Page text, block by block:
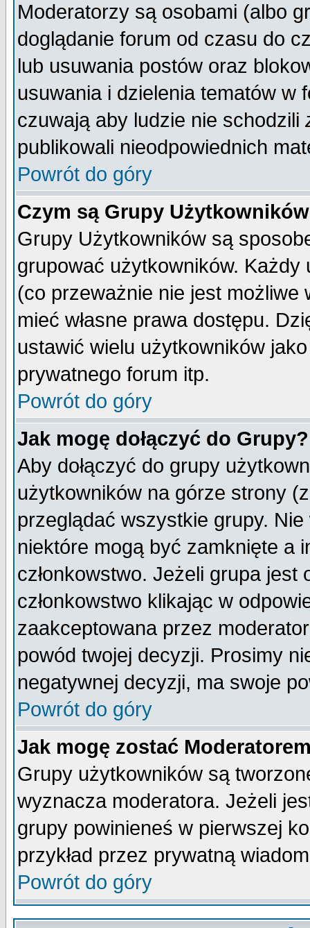
Moderatorzy są osobami (albo
doglądanie forum od czasu do
lub usuwania postów oraz
usuwania i dzielenia tematów w
czuwają aby ludzie nie schodzili
publikowali nieodpowiednich
Powrót do góry
Czym są Grupy
Grupy Użytkowników są
grupować użytkowników.
(co przeważnie nie jest
mieć własne prawa dostępu.
ustawić wielu użytkowników
prywatnego forum itp.
Powrót do góry
Jak mogę dołączyć do Grupy?
Aby dołączyć do grupy
użytkowników na górze strony
przeglądać wszystkie grupy.
niektóre mogą być zamknięte a
członkowstwo. Jeżeli grupa
członkowstwo klikając w
zaakceptowana przez
powód twojej decyzji. Prosimy
negatywnej decyzji, ma swoje
Powrót do góry
Jak mogę zostać
Grupy użytkowników są
wyznacza moderatora. Jeżeli
grupy powinieneś w pierwszej
przykład przez prywatną
Powrót do góry